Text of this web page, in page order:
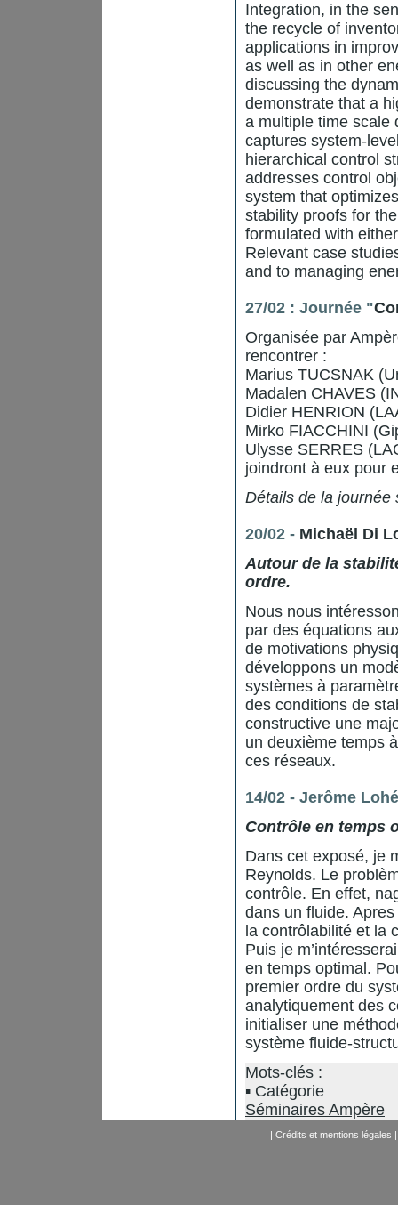
Integration, in the
the recycle of
applications in
as well as in other
discussing the
demonstrate that a
a multiple time scale
captures system-
hierarchical control
addresses control
system that
stability proofs for
formulated with
Relevant case
and to managing
27/02 : Journée "
Organisée par
rencontrer :
Marius TUCSNAK
Madalen CHAVES
Didier HENRION
Mirko FIACCHINI
Ulysse SERRES
joindront à eux pour
Détails de la
20/02 - Michaël Di
Autour de la
ordre.
Nous nous
par des équations
de motivations
développons un
systèmes à
des conditions de
constructive une
un deuxième temps
ces réseaux.
14/02 - Jerôme
Contrôle en temps
Dans cet exposé, je
Reynolds. Le
contrôle. En effet,
dans un fluide.
la contrôlabilité et la
Puis je
en temps optimal.
premier ordre du
analytiquement des
initialiser une
système fluide-
Mots-clés :
Catégorie
Séminaires Ampère
| Crédits et mentions légales